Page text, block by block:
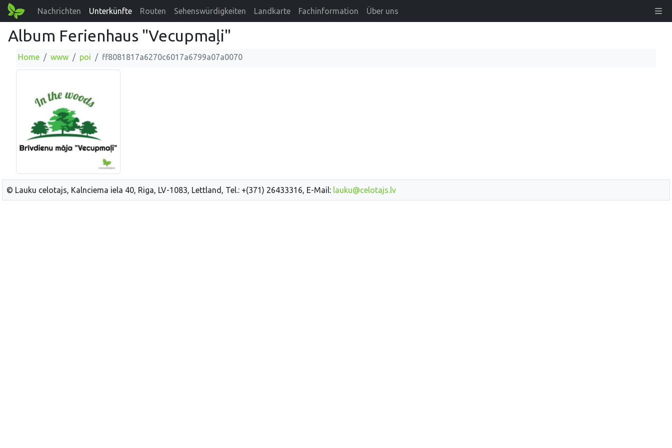
Nachrichten Unterkünfte Routen Sehenswürdigkeiten Landkarte Fachinformation Über uns
Album Ferienhaus "Vecupmaļi"
Home www poi ff8081817a6270c6017a6799a07a0070
© Lauku celotajs, Kalnciema iela 40, Riga, LV-1083, Lettland, Tel.: +(371) 26433316, E-Mail: lauku@celotajs.lv